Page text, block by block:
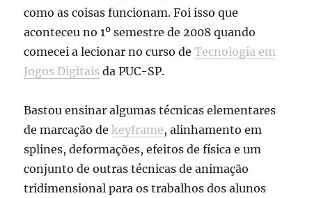
como as coisas funcionam. Foi isso que
aconteceu no 1º semestre de 2008 quando
comecei a lecionar no curso deTecnologia em
Jogos Digitais da PUC-SP.
Bastou ensinar algumas técnicas elementares
de marcação dekeyframe, alinhamento em
splines, deformações, efeitos de física e um
conjunto de outras técnicas de animação
tridimensional para os trabalhos dos alunos